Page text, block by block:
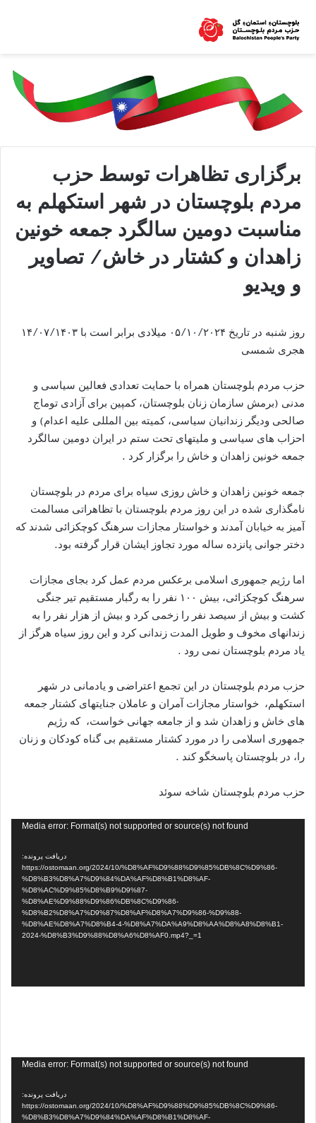
برگزاری تظاهرات توسط حزب
مردم بلوچستان در شهر استکهلم به
مناسبت دومین سالگرد جمعه خونین
زاهدان و کشتار در خاش/ تصاویر
و ویدیو
روز شنبه در تاریخ ۰۵/۱۰/۲۰۲۴ میلادی برابر است با ۱۴/۰۷/۱۴۰۳
هجری شمسی
حزب مردم بلوچستان همراه با حمایت تعدادی فعالین سیاسی و
مدنی (برمش سازمان زنان بلوچستان، کمپین برای آزادی توماج
صالحی ودیگر زندانیان سیاسی، کمیته بین المللی علیه اعدام) و
احزاب های سیاسی و ملیتهای تحت ستم در ایران دومین سالگرد
جمعه خونین زاهدان و خاش را برگزار کرد .
جمعه خونین زاهدان و خاش روزی سیاه برای مردم در بلوچستان
نامگذاری شده در این روز مردم بلوچستان با تظاهراتی مسالمت
آمیز به خیابان آمدند و خواستار مجازات سرهنگ کوچکزائی شدند که
دختر جوانی پانزده ساله مورد تجاوز ایشان قرار گرفته بود.
اما رژیم جمهوری اسلامی برعکس مردم عمل کرد بجای مجازات
سرهنگ کوچکزائی، بیش ۱۰۰ نفر را به رگبار مستقیم تیر جنگی
کشت و بیش از سیصد نفر را زخمی کرد و بیش از هزار نفر را به
زندانهای مخوف و طویل المدت زندانی کرد و این روز سیاه هرگز از
یاد مردم بلوچستان نمی رود .
حزب مردم بلوچستان در این تجمع اعتراضی و یادمانی در شهر
استکهلم، خواستار مجازات آمران و عاملان جنایتهای کشتار جمعه
های خاش و زاهدان شد و از جامعه جهانی خواست، که رژیم
جمهوری اسلامی را در مورد کشتار مستقیم بی گناه کودکان و زنان
را، در بلوچستان پاسخگو کند .
حزب مردم بلوچستان شاخه سوئد
Media error: Format(s) not supported or source(s) not found
دریافت پرونده:
https://ostomaan.org/2024/10/%D8%AF%D9%88%D9%85%DB%8C%D9%86-
%D8%B3%D8%A7%D9%84%DA%AF%D8%B1%D8%AF-
%D8%AC%D9%85%D8%B9%D9%87-
%D8%AE%D9%88%D9%86%DB%8C%D9%86-
%D8%B2%D8%A7%D9%87%D8%AF%D8%A7%D9%86-%D9%88-
%D8%AE%D8%A7%D8%B4-4-%D8%A7%DA%A9%D8%AA%D8%A8%D8%B1-
2024-%D8%B3%D9%88%D8%A6%D8%AF0.mp4?_=1
Media error: Format(s) not supported or source(s) not found
دریافت پرونده:
https://ostomaan.org/2024/10/%D8%AF%D9%88%D9%85%DB%8C%D9%86-
%D8%B3%D8%A7%D9%84%DA%AF%D8%B1%D8%AF-